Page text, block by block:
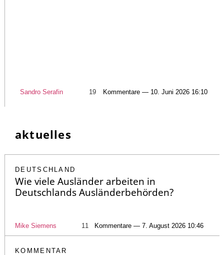
Sandro Serafin 19 Kommentare — 10. Juni 2026 16:10
aktuelles
DEUTSCHLAND
Wie viele Ausländer arbeiten in
Deutschlands Ausländerbehörden?
Mike Siemens 11 Kommentare — 7. August 2026 10:46
KOMMENTAR